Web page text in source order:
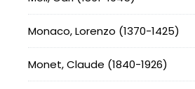
Monaco, Lorenzo (1370-1425)
Monet, Claude (1840-1926)